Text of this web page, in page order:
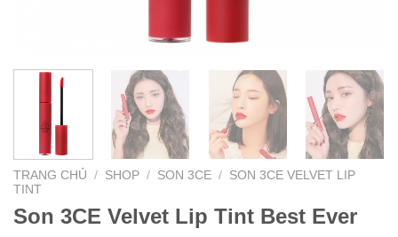
TRANG CHỦ / SHOP / SON 3CE / SON 3CE VELVET LIP
TINT
Son 3CE Velvet Lip Tint Best Ever